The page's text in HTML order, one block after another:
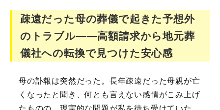
疎遠だった母の葬儀で起きた予想外
のトラブル――高額請求から地元葬
儀社への転換で見つけた安心感
母の訃報は突然だった。長年疎遠だった母親が亡
くなったと聞き、何とも言えない感情がこみ上げ
たものの、現実的な問題が私を待ち受けていた。